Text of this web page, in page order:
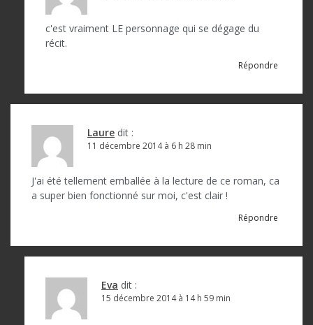
c'est vraiment LE personnage qui se dégage du
récit.
Répondre
Laure dit :
11 décembre 2014 à 6 h 28 min
J'ai été tellement emballée à la lecture de ce roman, ca
a super bien fonctionné sur moi, c'est clair !
Répondre
Eva dit :
15 décembre 2014 à 14 h 59 min